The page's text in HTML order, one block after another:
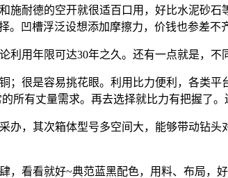
耐德的空开就很适百口用，好比水泥砂石
凹槽浮泛设想添加摩擦力，价钱也参差不
用年限可达30年之久。还有一点就是，不
很是容易挑花眼。利用比力便利，各类平
有丈量需求。再去选择就比力有把握了。
，其次箱体型号多空间大，能够带动钻头
看看就好~典范蓝黑配色，用料、布局，